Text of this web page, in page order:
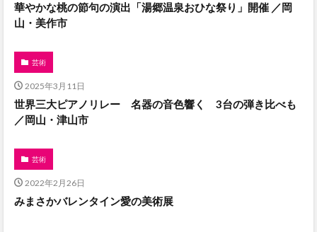
華やかな桃の節句の演出「湯郷温泉おひな祭り」開催 ／岡
山・美作市
芸術
2025年3月11日
世界三大ピアノリレー 名器の音色響く 3台の弾き比べも
／岡山・津山市
芸術
2022年2月26日
みまさかバレンタイン愛の美術展